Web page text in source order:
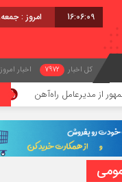
16:06:10 امروز : جمعه, ۱۶ مرداد ,
کل اخبار 7972 اخبار
راه‌آهن